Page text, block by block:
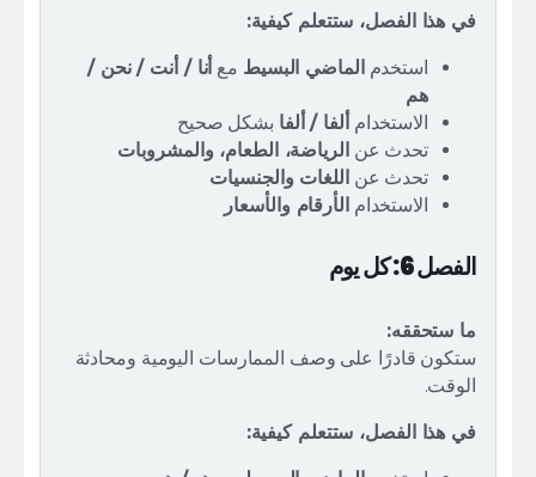
في هذا الفصل، ستتعلم كيفية:
استخدم الماضي البسيط مع أنا / أنت / نحن /
هم
الاستخدام ألفا / ألفا بشكل صحيح
تحدث عن الرياضة، الطعام، والمشروبات
تحدث عن اللغات والجنسيات
الاستخدام الأرقام والأسعار
الفصل 6: كل يوم
ما ستحققه:
ستكون قادرًا على وصف الممارسات اليومية ومحادثة
الوقت.
في هذا الفصل، ستتعلم كيفية: